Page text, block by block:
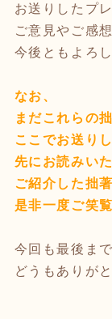
お送りしたプ
ご意見やご感
今後ともよろ
なお、
まだこれらの
ここでお送り
先にお読みいた
ご紹介した拙
是非一度ご笑
今回も最後ま
どうもありが